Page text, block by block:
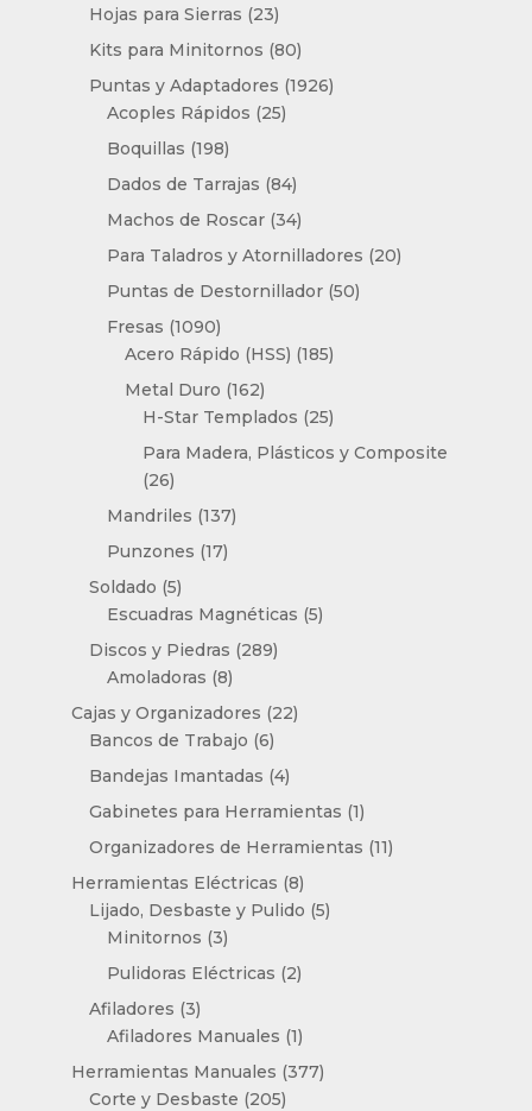
Hojas para Sierras 2323
productos
Kits para Minitornos 8080
productos
Puntas y Adaptadores 19261926
Acoples Rápidos 2525
Boquillas 198198
productos
Dados de Tarrajas 8484
productos
Machos de Roscar 3434
productos
Para Taladros y Atornilladores 2020
Puntas de Destornillador 5050
Fresas 10901090
productos
Acero Rápido (HSS) 185185
Metal Duro 162162
productos
H-Star Templados 2525
productos
Para Madera, Plásticos y Composite
2626
productos
Mandriles 137137
Punzones 1717
Soldado 55
productos
Escuadras Magnéticas 55
Discos y Piedras 289289
Amoladoras 88
productos
Cajas y Organizadores 2222
Bancos de Trabajo 66
productos
Bandejas Imantadas 44
productos
Gabinetes para Herramientas 11
producto
Organizadores de Herramientas 1111
Herramientas Eléctricas 88
productos
Lijado, Desbaste y Pulido 55
Minitornos 33
productos
Pulidoras Eléctricas 22
Afiladores 33
productos
Afiladores Manuales 11
producto
Herramientas Manuales 377377
Corte y Desbaste 205205